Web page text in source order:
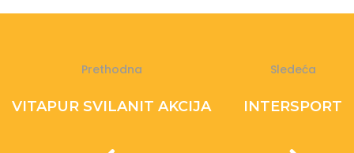
Prethodna
VITAPUR SVILANIT AKCIJA
Sledeća
INTERSPORT